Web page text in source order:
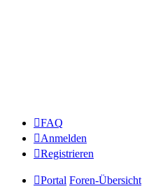
FAQ
Anmelden
Registrieren
Portal Foren-Übersicht